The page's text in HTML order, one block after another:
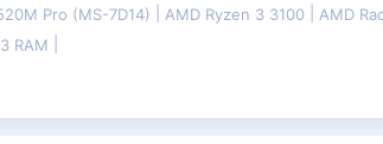
Pro (MS-7D14) AMD Ryzen 3 3100 AMD
RAM